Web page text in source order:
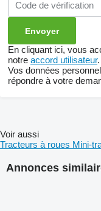
En cliquant ici, vous
notre accord utilisateur.
Vos données
répondre à votre
Annonces
Voir aussi
Tracteurs à roues Mini-